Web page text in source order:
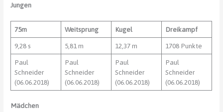
Jungen
75m Weitsprung Kugel Dreikampf
9,28 s 5,81 m 12,37 m 1708 Punkte
Paul
Schneider
(06.06.2018)
Paul
Schneider
(06.06.2018)
Paul
Schneider
(06.06.2018)
Paul
Schneider
(06.06.2018)
Mädchen